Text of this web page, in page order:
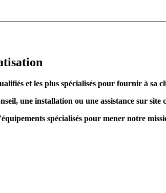
et les plus spécialisés pour fournir à sa
une installation ou une assistance sur site
spécialisés pour mener notre